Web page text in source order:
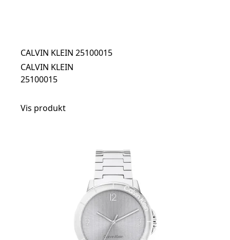
CALVIN KLEIN 25100015
CALVIN KLEIN
25100015
Vis produkt